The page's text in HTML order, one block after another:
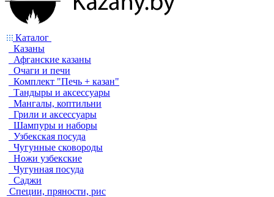
Каталог
Казаны
Афганские казаны
Очаги и печи
Комплект "Печь + казан"
Тандыры и аксессуары
Мангалы, коптильни
Грили и аксессуары
Шампуры и наборы
Узбекская посуда
Чугунные сковороды
Ножи узбекские
Чугунная посуда
Саджи
Специи, пряности, рис